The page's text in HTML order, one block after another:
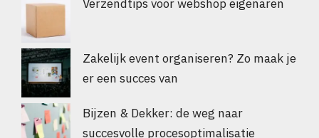
Verzendtips voor webshop eigenaren
Zakelijk event organiseren? Zo maak je
er een succes van
Bijzen & Dekker: de weg naar
succesvolle procesoptimalisatie